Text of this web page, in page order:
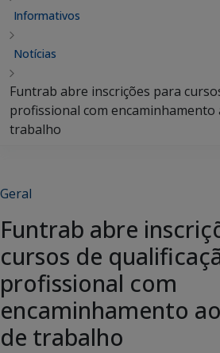
Informativos
Notícias
Funtrab abre inscrições para
profissional com encaminhamento
trabalho
Geral
Funtrab abre
cursos de
profissional com
encaminhamento
de trabalho